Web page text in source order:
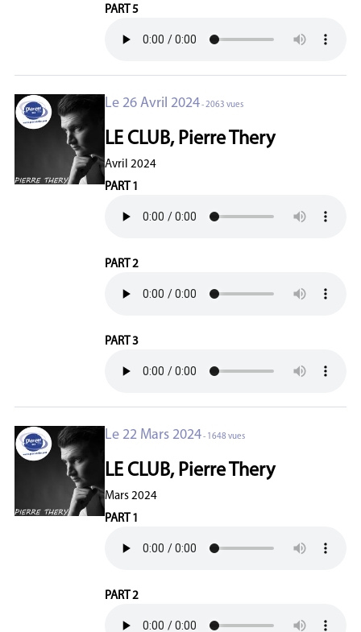
PART 5
Le 26 Avril 2024- 2063 vues
LE CLUB, Pierre Thery
Avril 2024
PART 1
PART 2
PART 3
Le 22 Mars 2024- 1648 vues
LE CLUB, Pierre Thery
Mars 2024
PART 1
PART 2